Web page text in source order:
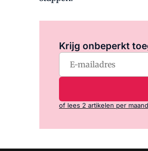
Krijg onbeperkt
of lees 2 artikelen per maand